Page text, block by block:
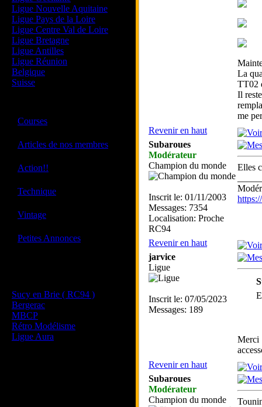
Ligue Nouvelle Aquitaine
Ligue Pays de la Loire
Ligue Centre Val de Loire
Ligue Bretagne
Ligue Antilles
Ligue Réunion
Belgique
Suisse
Courses
Articles de nos membres
Action!!
Technique
Vintage
Petites Annonces
Sucy en Brie ( RC94 )
Bergerac
MBCP
Rétro Modélisme
Ligue Aura
La
TT02
Il
me
Revenir en haut
Subaroues
Modérateur
Champion du monde
Inscrit le: 01/11/2003
Messages: 7354
Localisation: Proche
RC94
Elles
Revenir en haut
jarvice
Ligue
Inscrit le: 07/05/2023
Messages: 189
Merci
Revenir en haut
Subaroues
Modérateur
Champion du monde